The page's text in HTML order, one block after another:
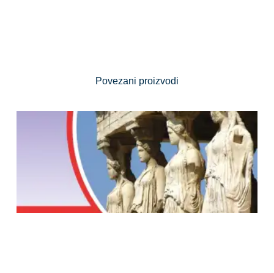
Povezani proizvodi